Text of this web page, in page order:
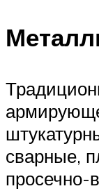
сварные,